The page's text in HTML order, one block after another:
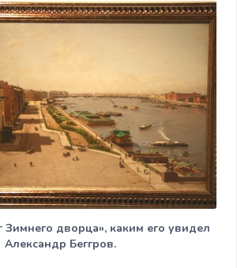
Зимнего дворца», каким его увидел
Александр Беггров.